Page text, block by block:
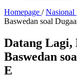
Homepage / Nasional
Baswedan soal
Datang
Baswedan
E